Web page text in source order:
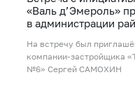
«Валь д’Эмероль»
в администрации
На встречу был
компании-застройщика
№6» Сергей САМОХИН